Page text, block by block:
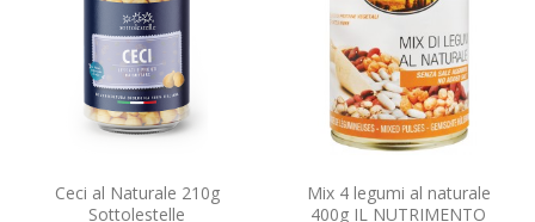
Ceci al Naturale 210g
Sottolestelle
Mix 4 legumi al naturale
400g IL NUTRIMENTO